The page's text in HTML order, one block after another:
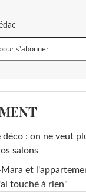
déco : on ne veut
salons
et
touché à rien"